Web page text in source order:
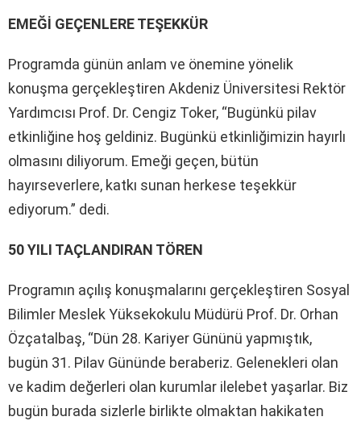
EMEĞİ GEÇENLERE TEŞEKKÜR
Programda günün anlam ve önemine yönelik
konuşma gerçekleştiren Akdeniz Üniversitesi Rektör
Yardımcısı Prof. Dr. Cengiz Toker, “Bugünkü pilav
etkinliğine hoş geldiniz. Bugünkü etkinliğimizin hayırlı
olmasını diliyorum. Emeği geçen, bütün
hayırseverlere, katkı sunan herkese teşekkür
ediyorum.” dedi.
50 YILI TAÇLANDIRAN TÖREN
Programın açılış konuşmalarını gerçekleştiren Sosyal
Bilimler Meslek Yüksekokulu Müdürü Prof. Dr. Orhan
Özçatalbaş, “Dün 28. Kariyer Gününü yapmıştık,
bugün 31. Pilav Gününde beraberiz. Gelenekleri olan
ve kadim değerleri olan kurumlar ilelebet yaşarlar. Biz
bugün burada sizlerle birlikte olmaktan hakikaten